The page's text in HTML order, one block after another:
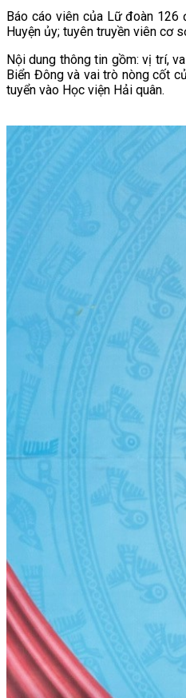
Báo cáo viên của Lữ đoàn 126
Huyện ủy; tuyên truyền viên cơ
Nội dung thông tin gồm: vị trí,
Biển Đông và vai trò nòng cốt
tuyển vào Học viện Hải quân.